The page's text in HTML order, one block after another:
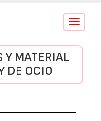
Conmutar
Y MATERIAL
DE OCIO